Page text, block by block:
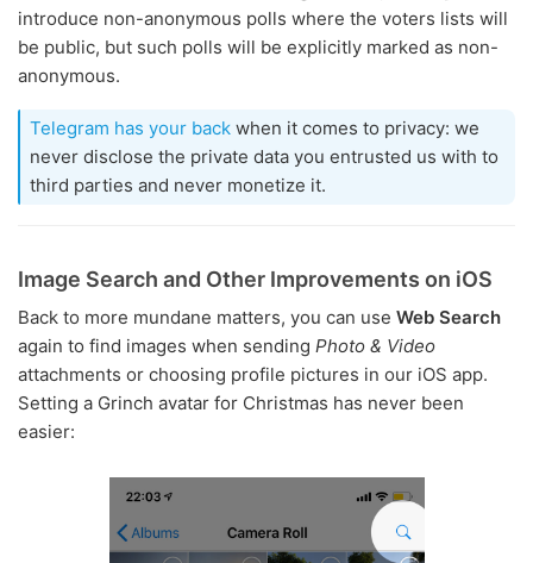
introduce non-anonymous polls where the voters lists will
be public, but such polls will be explicitly marked as non-
anonymous.
Telegram has your back when it comes to privacy: we
never disclose the private data you entrusted us with to
third parties and never monetize it.
Image Search and Other Improvements on iOS
Back to more mundane matters, you can useWeb Search
again to find images when sendingPhoto & Video
attachments or choosing profile pictures in our iOS app.
Setting a Grinch avatar for Christmas has never been
easier: